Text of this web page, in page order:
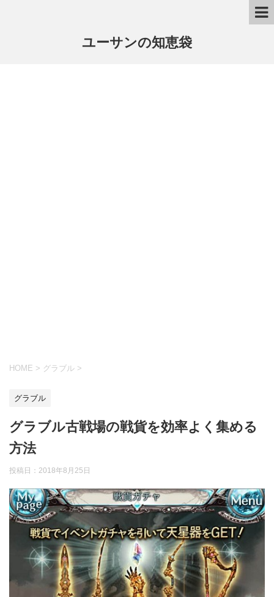
ユーサンの知恵袋
HOME > グラブル >
グラブル
グラブル古戦場の戦貨を効率よく集める
方法
投稿日： 2018年8月25日